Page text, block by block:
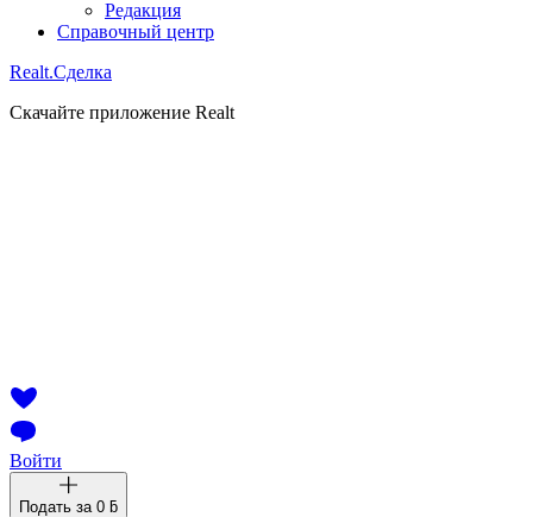
Редакция
Справочный центр
Realt.Сделка
Скачайте приложение Realt
Войти
Подать за 0 ƃ